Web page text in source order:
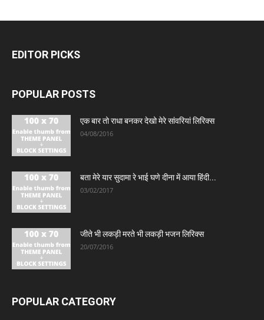
EDITOR PICKS
POPULAR POSTS
एक बार तो राधा बनकर देखो मेरे सांवरियां लिरिक्स
04/08/2016
बता मेरे यार सुदामा रे भाई घणे दीना में आया हिंदी...
03/02/2017
जीते भी लकड़ी मरते भी लकड़ी भजन लिरिक्स
20/07/2016
POPULAR CATEGORY